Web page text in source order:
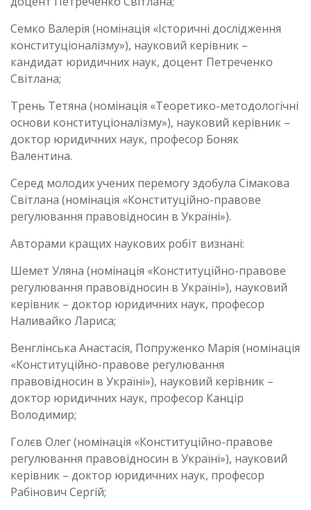
Семко Валерія (номінація «Історичні дослідження
конституціоналізму»), науковий керівник –
кандидат юридичних наук, доцент Петреченко
Світлана;
Трень Тетяна (номінація «Теоретико-методологічні
основи конституціоналізму»), науковий керівник –
доктор юридичних наук, професор Боняк
Валентина.
Серед молодих учених перемогу здобула Сімакова
Світлана (номінація «Конституційно-правове
регулювання правовідносин в Україні»).
Авторами кращих наукових робіт визнані:
Шемет Уляна (номінація «Конституційно-правове
регулювання правовідносин в Україні»), науковий
керівник – доктор юридичних наук, професор
Наливайко Лариса;
Венглінська Анастасія, Попруженко Марія (номінація
«Конституційно-правове регулювання
правовідносин в Україні»), науковий керівник –
доктор юридичних наук, професор Канцір
Володимир;
Голєв Олег (номінація «Конституційно-правове
регулювання правовідносин в Україні»), науковий
керівник – доктор юридичних наук, професор
Рабінович Сергій;